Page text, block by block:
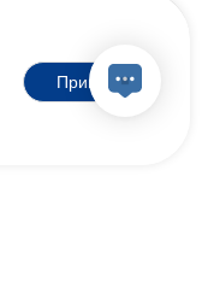
Принять